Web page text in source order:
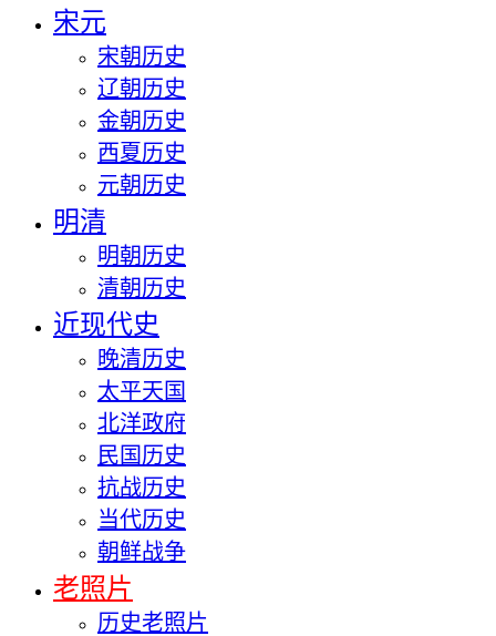
宋元
宋朝历史
辽朝历史
金朝历史
西夏历史
元朝历史
明清
明朝历史
清朝历史
近现代史
晚清历史
太平天国
北洋政府
民国历史
抗战历史
当代历史
朝鲜战争
老照片
历史老照片